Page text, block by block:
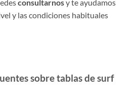
consultarnosy te ayudamos
y las condiciones habituales
sobre tablas de surf